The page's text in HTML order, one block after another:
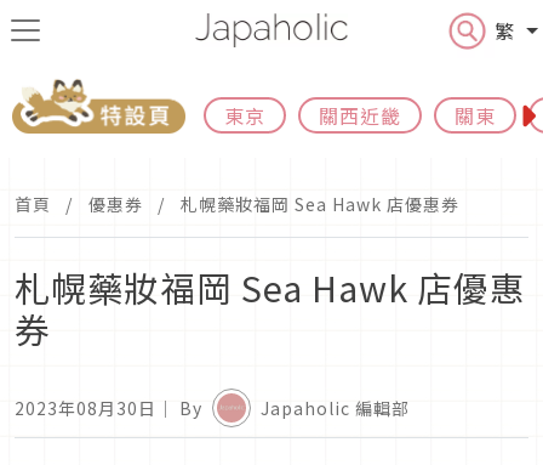
繁
東京 關西近畿 關東
首頁 優惠券 札幌藥妝福岡 Sea Hawk 店優惠券
札幌藥妝福岡 Sea Hawk 店優惠
券
2023年08月30日 ｜ By Japaholic 編輯部